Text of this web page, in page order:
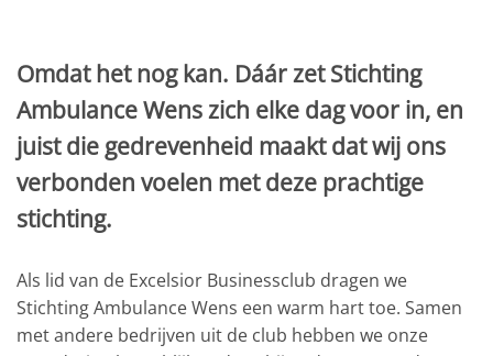
Omdat het nog kan. Dáár zet Stichting
Ambulance Wens zich elke dag voor in, en
juist die gedrevenheid maakt dat wij ons
verbonden voelen met deze prachtige
stichting.
Als lid van de Excelsior Businessclub dragen we
Stichting Ambulance Wens een warm hart toe. Samen
met andere bedrijven uit de club hebben we onze